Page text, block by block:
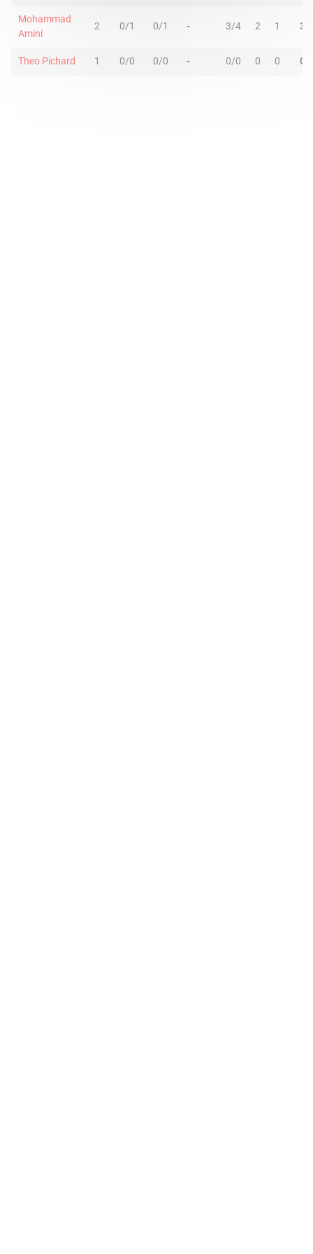
Mohammad
Amini
2 0/1 0/1 - 3/4 2 1 3
Theo Pichard 1 0/0 0/0 - 0/0 0 0 0